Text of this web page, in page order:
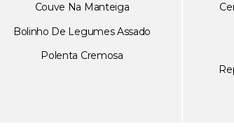
Couve Na Manteiga
Bolinho De Legumes Assado
Polenta Cremosa